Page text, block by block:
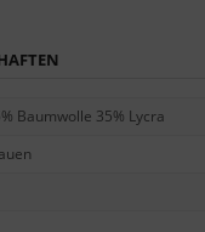
Baumwolle 35% Lycra